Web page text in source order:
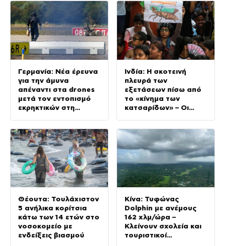
Γερμανία: Νέα έρευνα
για την άμυνα
απέναντι στα drones
μετά τον εντοπισμό
εκρηκτικών στη
Ινδία: Η σκοτεινή
πλευρά των
εξετάσεων πίσω από
το «κίνημα των
κατσαρίδων» – Οι
Θέουτα: Τουλάχιστον
5 ανήλικα κορίτσια
κάτω των 14 ετών στο
νοσοκομείο με
ενδείξεις βιασμού
Κίνα: Τυφώνας
Dolphin με ανέμους
162 χλμ/ώρα –
Κλείνουν σχολεία και
τουριστικοί